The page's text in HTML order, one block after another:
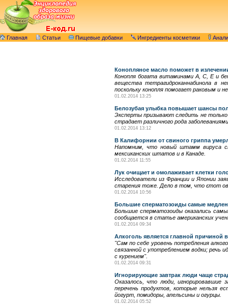
Главная Статьи Пищевые добавки Ингредиенты косметики
Конопляное масло поможет в
Конопля богата витаминами А, С, Е и
вещества тетрагидроканнабинола в
поскольку конопля помогает раковым и
01.02.2014 13:25
Белозубая улыбка повышает шансы
Эксперты призывают следить не
страдает различного рода
01.02.2014 13:12
В Калифорнии от свиного гриппа
Напомним, что новый штамм вируса
мексиканских штатов и в Канаде.
01.02.2014 11:55
Лук очищает и омолаживает клетки
Исследователи из Франции и Японии
старения тоже. Дело в том, что єтот
01.02.2014 10:56
Большие сперматозоиды самые
Большие сперматозоиды оказались
сообщается в статье американских
01.02.2014 09:34
Алкоголь является главной причиной
"Сам по себе уровень потребления
связанной с употреблением водки; речь
с курением".
01.02.2014 09:31
Игнорирующие завтрак люди чаще
Оказалось, что люди, игнорировавшие
перечень продуктов, которые нельзя
йогурт, помидоры, апельсины и огурцы.
01.02.2014 05:52